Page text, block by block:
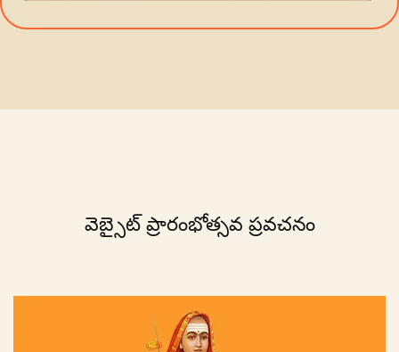
వెబ్సైట్ ప్రారంభోత్సవ ప్రవచనం